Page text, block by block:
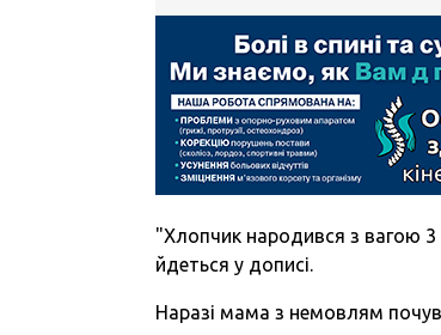
"Хлопчик народився з вагою 3
йдеться у дописі.
Наразі мама з немовлям